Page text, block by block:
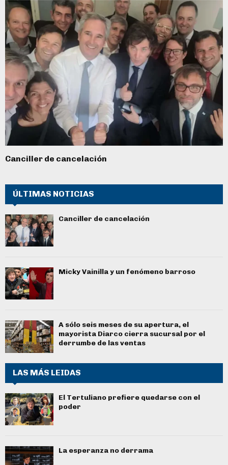
Canciller de cancelación
ÚLTIMAS NOTICIAS
Canciller de cancelación
Micky Vainilla y un fenómeno barroso
A sólo seis meses de su apertura, el
mayorista Diarco cierra sucursal por el
derrumbe de las ventas
LAS MÁS LEIDAS
El Tertuliano prefiere quedarse con el
poder
La esperanza no derrama